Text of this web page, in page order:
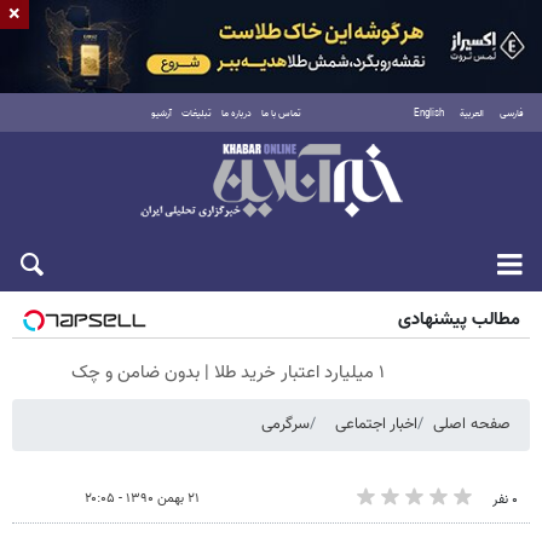
فارسی العربية English تماس با ما درباره ما تبلیغات آرشیو
جمعه ۱۶ مرداد ۱۴۰۵
مطالب پیشنهادی
۱ میلیارد اعتبار خرید طلا | بدون ضامن و چک
صفحه اصلی اخبار اجتماعی سرگرمی
۰ نفر ۲۱ بهمن ۱۳۹۰ - ۲۰:۰۵
×